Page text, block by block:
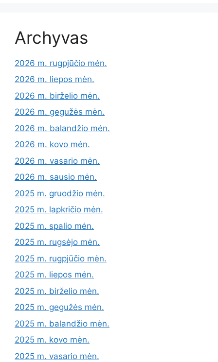
Archyvas
2026 m. rugpjūčio mėn.
2026 m. liepos mėn.
2026 m. birželio mėn.
2026 m. gegužės mėn.
2026 m. balandžio mėn.
2026 m. kovo mėn.
2026 m. vasario mėn.
2026 m. sausio mėn.
2025 m. gruodžio mėn.
2025 m. lapkričio mėn.
2025 m. spalio mėn.
2025 m. rugsėjo mėn.
2025 m. rugpjūčio mėn.
2025 m. liepos mėn.
2025 m. birželio mėn.
2025 m. gegužės mėn.
2025 m. balandžio mėn.
2025 m. kovo mėn.
2025 m. vasario mėn.